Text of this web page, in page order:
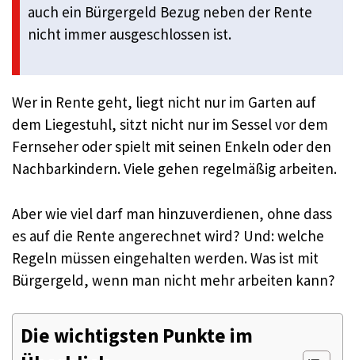
auch ein Bürgergeld Bezug neben der Rente
nicht immer ausgeschlossen ist.
Wer in Rente geht, liegt nicht nur im Garten auf
dem Liegestuhl, sitzt nicht nur im Sessel vor dem
Fernseher oder spielt mit seinen Enkeln oder den
Nachbarkindern. Viele gehen regelmäßig arbeiten.
Aber wie viel darf man hinzuverdienen, ohne dass
es auf die Rente angerechnet wird? Und: welche
Regeln müssen eingehalten werden. Was ist mit
Bürgergeld, wenn man nicht mehr arbeiten kann?
Die wichtigsten Punkte im